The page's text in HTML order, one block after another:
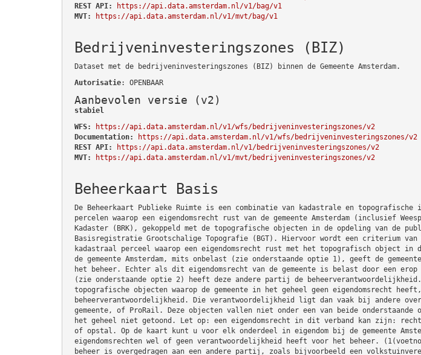
REST API:
https://api.data.amsterdam.nl/v1/bag/v1
MVT:
https://api.data.amsterdam.nl/v1/mvt/bag/v1
Bedrijveninvesteringszones (BIZ)
Dataset met de bedrijveninvesteringszones (BIZ) binnen de Gemeente Amsterdam.
Autorisatie: OPENBAAR
Aanbevolen versie (v2)
stabiel
WFS:
https://api.data.amsterdam.nl/v1/wfs/bedrijveninvesteringszones/v2
Documentation:
https://api.data.amsterdam.nl/v1/wfs/bedrijveninvesteringszones/v2
REST API:
https://api.data.amsterdam.nl/v1/bedrijveninvesteringszones/v2
MVT:
https://api.data.amsterdam.nl/v1/mvt/bedrijveninvesteringszones/v2
Beheerkaart Basis
De Beheerkaart Publieke Ruimte is een combinatie van kadastrale en
percelen waarop een eigendomsrecht rust van de gemeente Amsterdam (inclusief
Kadaster (BRK), gekoppeld met de topografische objecten in de opdeling van de
Basisregistratie Grootschalige Topografie (BGT). Hiervoor wordt een criterium van
kadastraal perceel waarop een eigendomsrecht rust met het topografisch object in
de gemeente Amsterdam, mits onbelast (zie onderstaande optie 1), geeft de
het beheer. Echter als dit eigendomsrecht van de gemeente is belast door een
(zie onderstaande optie 2) heeft deze andere partij de
topografische objecten waarop de gemeente in het geheel geen eigendomsrecht
beheerverantwoordelijkheid. Die verantwoordelijkheid ligt dan vaak bij andere
gemeente, of ProRail. Deze objecten vallen niet onder een van beide
het geheel niet getoond. Let op: een eigendomsrecht in dit verband kan zijn:
of opstal. Op de kaart kunt u voor elk onderdeel in eigendom bij de gemeente
eigendomsrechten wel of geen verantwoordelijkheid heeft voor het beheer.
beheer is overgedragen aan een andere partij, zoals bijvoorbeeld een